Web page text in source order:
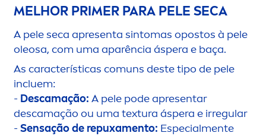
MELHOR PRIMER PARA PELE SECA
A pele seca apresenta sintomas opostos à pele
oleosa, com uma aparência áspera e baça.
As características comuns deste tipo de pele
incluem:
- Descamação: A pele pode apresentar
descamação ou uma textura áspera e irregular
- Sensação de repuxamento: Especialmente